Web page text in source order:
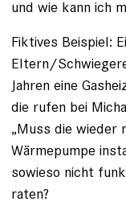
und wie kann ich
Fiktives Beispiel:
Eltern/
Jahren eine
die rufen bei
„Muss die wieder
Wärmepumpe
sowieso nicht
raten?